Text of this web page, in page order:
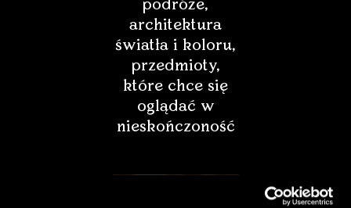
podróże,
architektura
światła i koloru,
przedmioty,
które chce się
oglądać w
nieskończoność